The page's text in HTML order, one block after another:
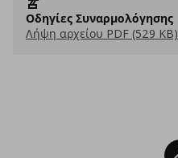
Οδηγίες Συναρμολόγησης
Λήψη αρχείου PDF (529 KB)